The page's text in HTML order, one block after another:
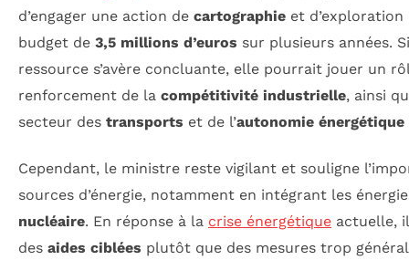
d’engager une action de cartographie et
budget de 3,5 millions d’euros sur plusieurs années.
ressource s’avère concluante, elle pourrait jouer un
renforcement de la compétitivité industrielle, ainsi
secteur des transports et de l’autonomie énergétique
Cependant, le ministre reste vigilant et souligne
sources d’énergie, notamment en intégrant les
nucléaire. En réponse à la crise énergétique actuelle,
des aides ciblées plutôt que des mesures trop